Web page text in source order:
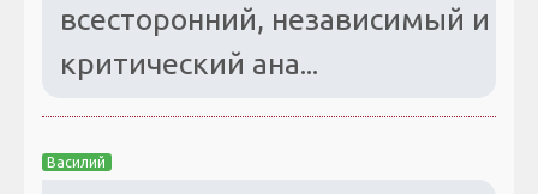
всесторонний, независимый и
критический ана...
Василий